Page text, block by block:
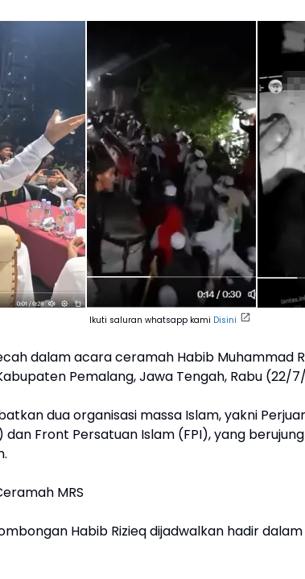
Ikuti saluran whatsapp kami Disini
dalam acara ceramah Habib Muhammad
Pemalang, Jawa Tengah, Rabu (22/
dua organisasi massa Islam, yakni
dan Front Persatuan Islam (FPI), yang
MRS
Habib Rizieq dijadwalkan hadir